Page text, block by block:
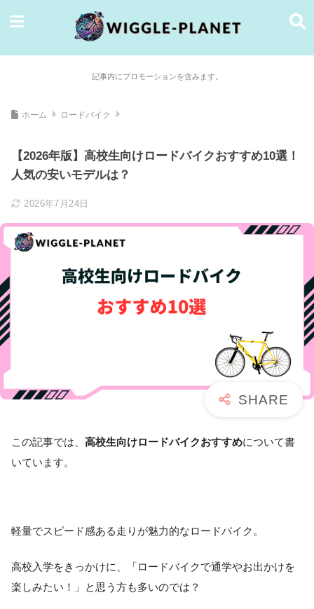
記事内にプロモーションを含みます。
ホーム ロードバイク
【2026年版】高校生向けロードバイクおすすめ10選！
人気の安いモデルは？
2026年7月24日
この記事では、 高校生向けロードバイクおすすめについて書
いています。
軽量でスピード感ある走りが魅力的なロードバイク。
高校入学をきっかけに、「ロードバイクで通学やお出かけを
楽しみたい！」と思う方も多いのでは？